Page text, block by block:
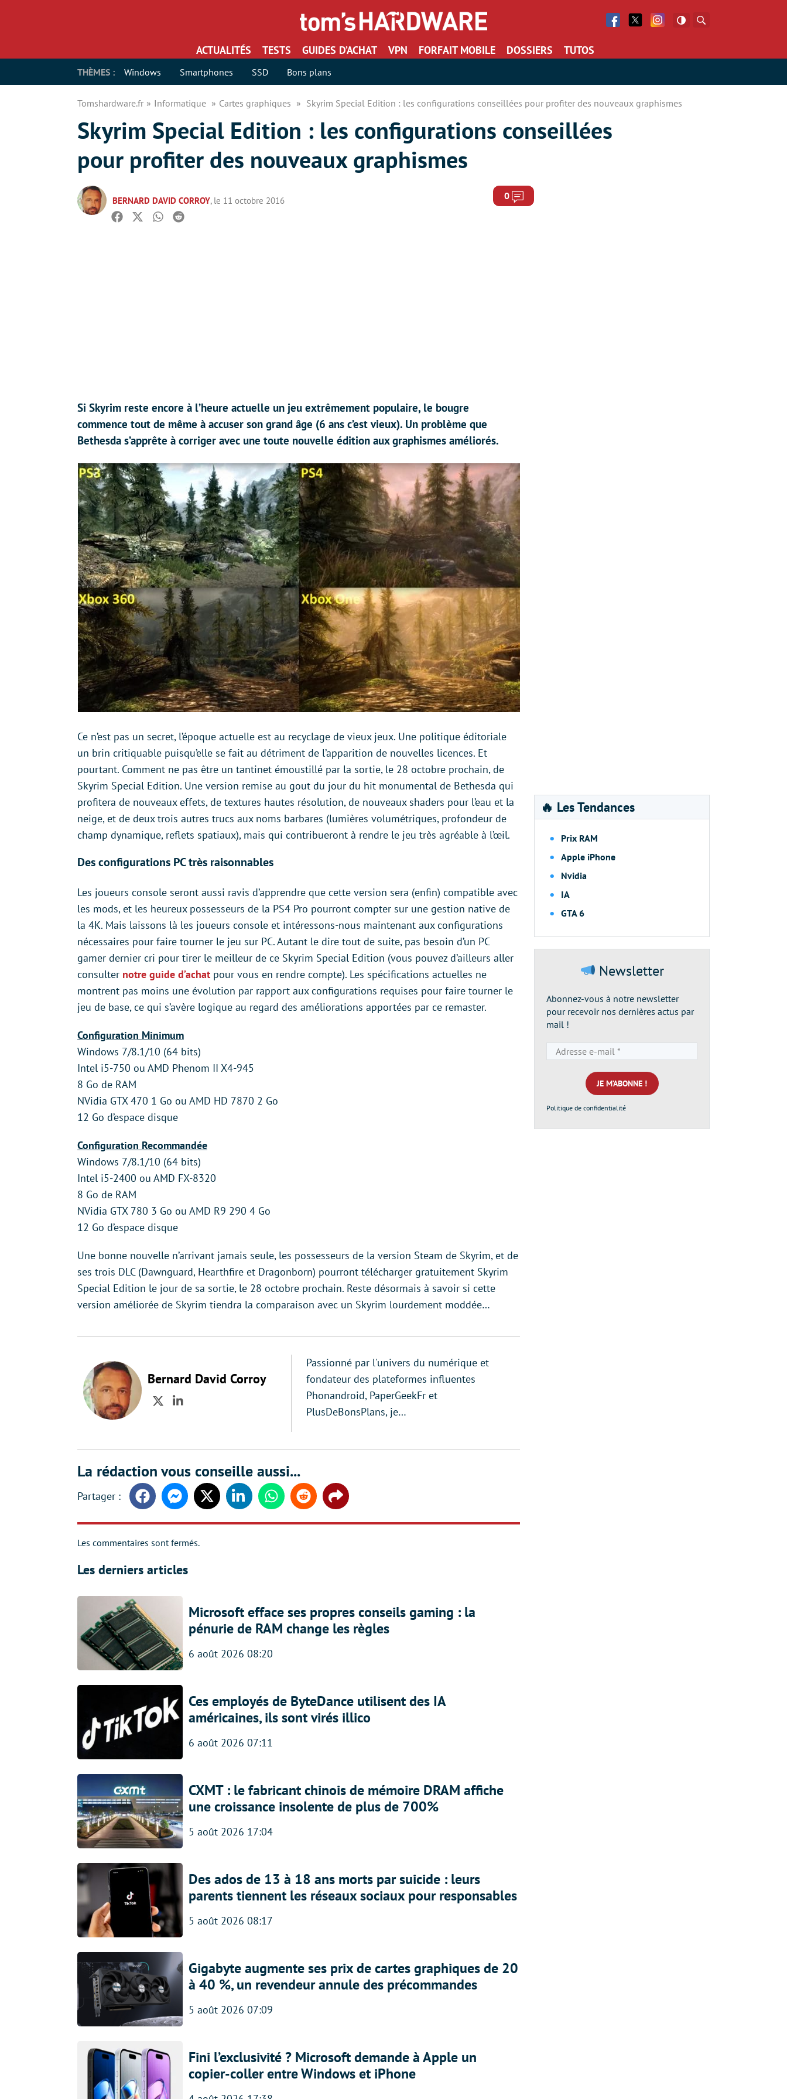
Facebook
Twitter Facebook
ACTUALITÉS TESTS GUIDES D’ACHAT VPN FORFAIT MOBILE DOSSIERS TUTOS
THÈMES : Windows Smartphones SSD Bons plans
Tomshardware.fr Informatique Cartes graphiques Skyrim Special Edition : les configurations conseillées pour profiter des nouveaux graphismes
Skyrim Special Edition : les configurations conseillées
pour profiter des nouveaux graphismes
BERNARD DAVID CORROY, le 11 octobre 2016 0 Commentaires
Facebook
TwitterWhatsapp
Reddit
Si Skyrim reste encore à l’heure actuelle un jeu extrêmement populaire, le bougre
commence tout de même à accuser son grand âge (6 ans c’est vieux). Un problème que
Bethesda s’apprête à corriger avec une toute nouvelle édition aux graphismes améliorés.
Ce n’est pas un secret, l’époque actuelle est au recyclage de vieux jeux. Une politique éditoriale
un brin critiquable puisqu’elle se fait au détriment de l’apparition de nouvelles licences. Et
pourtant. Comment ne pas être un tantinet émoustillé par la sortie, le 28 octobre prochain, de
Skyrim Special Edition. Une version remise au gout du jour du hit monumental de Bethesda qui
profitera de nouveaux effets, de textures hautes résolution, de nouveaux shaders pour l’eau et la
neige, et de deux trois autres trucs aux noms barbares (lumières volumétriques, profondeur de
champ dynamique, reflets spatiaux), mais qui contribueront à rendre le jeu très agréable à l’œil.
Des configurations PC très raisonnables
Les joueurs console seront aussi ravis d’apprendre que cette version sera (enfin) compatible avec
les mods, et les heureux possesseurs de la PS4 Pro pourront compter sur une gestion native de
la 4K. Mais laissons là les joueurs console et intéressons-nous maintenant aux configurations
nécessaires pour faire tourner le jeu sur PC. Autant le dire tout de suite, pas besoin d’un PC
gamer dernier cri pour tirer le meilleur de ce Skyrim Special Edition (vous pouvez d’ailleurs aller
consulter notre guide d’achat pour vous en rendre compte). Les spécifications actuelles ne
montrent pas moins une évolution par rapport aux configurations requises pour faire tourner le
jeu de base, ce qui s’avère logique au regard des améliorations apportées par ce remaster.
Configuration Minimum
Windows 7/8.1/10 (64 bits)
Intel i5-750 ou AMD Phenom II X4-945
8 Go de RAM
NVidia GTX 470 1 Go ou AMD HD 7870 2 Go
12 Go d’espace disque
Configuration Recommandée
Windows 7/8.1/10 (64 bits)
Intel i5-2400 ou AMD FX-8320
8 Go de RAM
NVidia GTX 780 3 Go ou AMD R9 290 4 Go
12 Go d’espace disque
Une bonne nouvelle n’arrivant jamais seule, les possesseurs de la version Steam de Skyrim, et de
ses trois DLC (Dawnguard, Hearthfire et Dragonborn) pourront télécharger gratuitement Skyrim
Special Edition le jour de sa sortie, le 28 octobre prochain. Reste désormais à savoir si cette
version améliorée de Skyrim tiendra la comparaison avec un Skyrim lourdement moddée…
Bernard David Corroy
TwitterLinkedIn
Passionné par l'univers du numérique et
fondateur des plateformes influentes
Phonandroid, PaperGeekFr et
PlusDeBonsPlans, je…
La rédaction vous conseille aussi...
FacebookMessengerTwitter LinkedinWhatsappReddit Share
Les commentaires sont fermés.
Les derniers articles
Microsoft efface ses propres conseils gaming : la
pénurie de RAM change les règles
6 août 2026 08:20
Ces employés de ByteDance utilisent des IA
américaines, ils sont virés illico
6 août 2026 07:11
CXMT : le fabricant chinois de mémoire DRAM affiche
une croissance insolente de plus de 700%
5 août 2026 17:04
Des ados de 13 à 18 ans morts par suicide : leurs
parents tiennent les réseaux sociaux pour responsables
5 août 2026 08:17
Gigabyte augmente ses prix de cartes graphiques de 20
à 40 %, un revendeur annule des précommandes
5 août 2026 07:09
Fini l’exclusivité ? Microsoft demande à Apple un
copier-coller entre Windows et iPhone
🔥 Les Tendances
Prix RAM
Apple iPhone
Nvidia
IA
GTA 6
Newsletter
Abonnez-vous à notre newsletter
pour recevoir nos dernières actus par
mail !
e-
mail
*
Politique de confidentialité